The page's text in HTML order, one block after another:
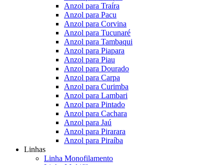
Anzol para Traíra
Anzol para Pacu
Anzol para Corvina
Anzol para Tucunaré
Anzol para Tambaqui
Anzol para Piapara
Anzol para Piau
Anzol para Dourado
Anzol para Carpa
Anzol para Curimba
Anzol para Lambari
Anzol para Pintado
Anzol para Cachara
Anzol para Jaú
Anzol para Pirarara
Anzol para Piraíba
Linhas
Linha Monofilamento